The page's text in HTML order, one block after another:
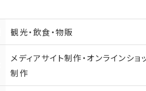
観光・飲食・物販
メディアサイト制作・オンラインショ
制作